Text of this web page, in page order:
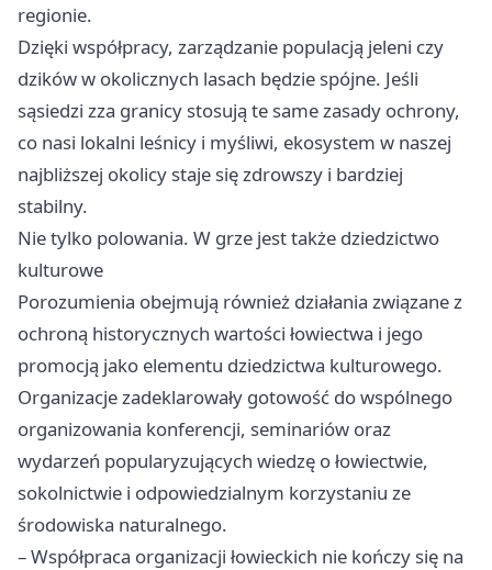
regionie.
Dzięki współpracy, zarządzanie populacją jeleni czy
dzików w okolicznych lasach będzie spójne. Jeśli
sąsiedzi zza granicy stosują te same zasady ochrony,
co nasi lokalni leśnicy i myśliwi, ekosystem w naszej
najbliższej okolicy staje się zdrowszy i bardziej
stabilny.
Nie tylko polowania. W grze jest także dziedzictwo
kulturowe
Porozumienia obejmują również działania związane z
ochroną historycznych wartości łowiectwa i jego
promocją jako elementu dziedzictwa kulturowego.
Organizacje zadeklarowały gotowość do wspólnego
organizowania konferencji, seminariów oraz
wydarzeń popularyzujących wiedzę o łowiectwie,
sokolnictwie i odpowiedzialnym korzystaniu ze
środowiska naturalnego.
– Współpraca organizacji łowieckich nie kończy się na